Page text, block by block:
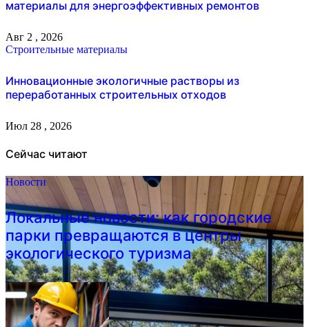
материалы для энергоэффективных ремонтов
Авг 2 , 2026
Строительные материалы
Инновационные экологичные растворы из
переработанных строительных отходов
Июл 28 , 2026
Сейчас читают
Новости
Локальные новости: как городские
парки превращаются в центры
экологического туризма